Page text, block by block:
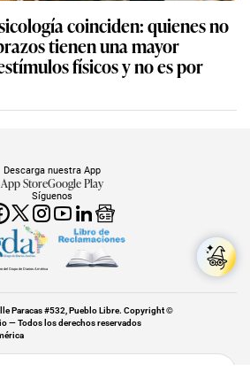
coinciden: quienes no
tienen una mayor
físicos y no es por
Síguenos
Descarga nuestra App
App StoreGoogle Play
del Grupo de Diarios América
Paracas #532, Pueblo Libre. Copyright ©
— Todos los derechos reservados